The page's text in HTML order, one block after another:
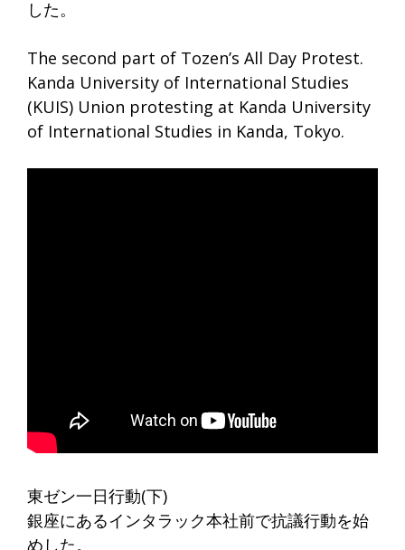
した。
The second part of Tozen’s All Day Protest.
Kanda University of International Studies
(KUIS) Union protesting at Kanda University
of International Studies in Kanda, Tokyo.
東ゼン一日行動(下)
銀座にあるインタラック本社前で抗議行動を始
めした。